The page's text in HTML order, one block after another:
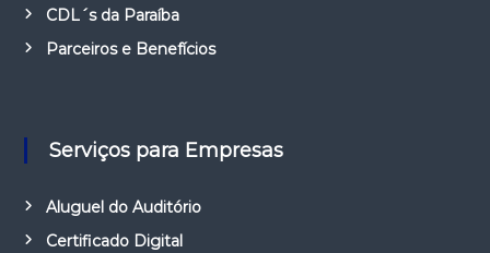
CDL´s da Paraíba
Parceiros e Benefícios
Serviços para Empresas
Aluguel do Auditório
Certificado Digital